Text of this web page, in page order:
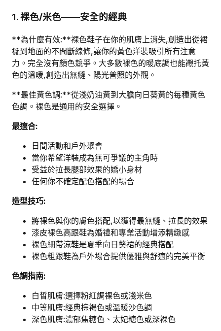
1. 裸色/米色——安全的經典
**為什麼有效:**裸色鞋子在你的肌膚上消失,創造出從裙
襬到地面的不間斷線條,讓你的黃色洋裝吸引所有注意
力。完全沒有顏色競爭。大多數裸色的暖底調也能襯托黃
色的溫暖,創造出無縫、陽光普照的外觀。
**最佳黃色調:**從淺奶油黃到大膽向日葵黃的每種黃色
色調。裸色是通用的安全選擇。
最適合:
日間活動和戶外聚會
當你希望洋裝成為無可爭議的主角時
受益於拉長腿部效果的嬌小身材
任何你不確定配色搭配的場合
造型技巧:
將裸色與你的膚色搭配,以獲得最無縫、拉長的效果
漆皮裸色高跟鞋為婚禮和專業活動增添精緻感
裸色細帶涼鞋是夏季向日葵裙的經典搭配
裸色粗跟鞋為戶外場合提供優雅與舒適的完美平衡
色調指南:
白皙肌膚:選擇粉紅調裸色或淺米色
中等肌膚:經典棕褐色或溫暖沙色調
深色肌膚:濃郁焦糖色、太妃糖色或深裸色